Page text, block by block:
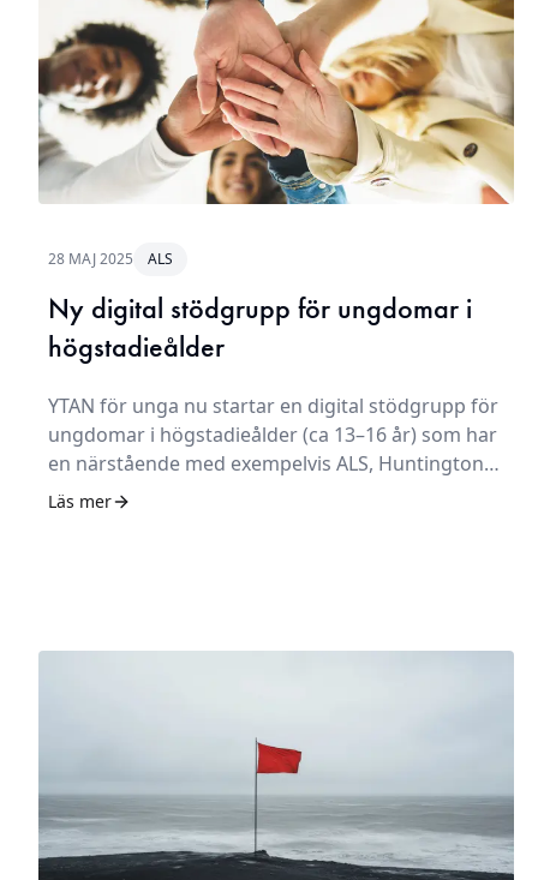
28 MAJ 2025 ALS
Ny digital stödgrupp för ungdomar i
högstadieålder
YTAN för unga nu startar en digital stödgrupp för
ungdomar i högstadieålder (ca 13–16 år) som har
en närstående med exempelvis ALS, Huntingtons
sjukdom, Alzheimers eller annan
Läs mer